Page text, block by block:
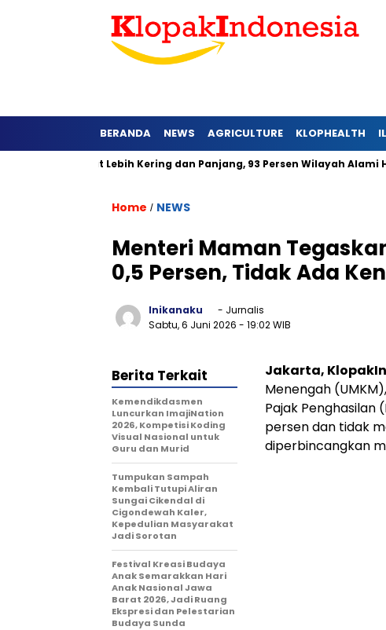
BERANDA NEWS AGRICULTURE KLOPHEALTH
Jawa Barat Lebih Kering dan Panjang, 93 Persen Wilayah Alami Hujan
Home / NEWS
Menteri Maman
0,5 Persen, Tidak Ada
Inikanaku
- Jurnalis
Sabtu, 6 Juni 2026 - 19:02 WIB
Jakarta,
Menengah
Pajak Penghasilan
persen dan tidak
diperbincangkan
Berita Terkait
Kemendikdasmen
Luncurkan ImajiNation
2026, Kompetisi Koding
Visual Nasional untuk
Guru dan Murid
Tumpukan Sampah
Kembali Tutupi Aliran
Sungai Cikendal di
Cigondewah Kaler,
Kepedulian Masyarakat
Jadi Sorotan
Festival Kreasi Budaya
Anak Semarakkan Hari
Anak Nasional Jawa
Barat 2026, Jadi Ruang
Ekspresi dan Pelestarian
Budaya Sunda